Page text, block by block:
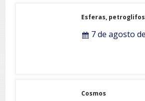
Esferas,
7 de agosto
Cosmos